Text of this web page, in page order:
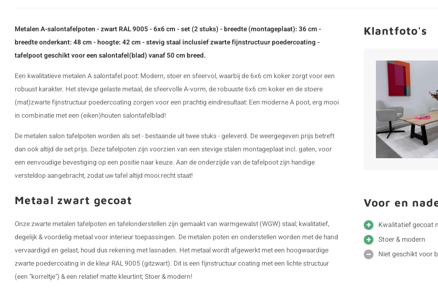
Metalen A-salontafelpoten - zwart RAL 9005 - 6x6 cm - set (2 stuks) - breedte (montageplaat): 36 cm -
breedte onderkant: 48 cm - hoogte: 42 cm - stevig staal inclusief zwarte fijnstructuur poedercoating -
tafelpoot geschikt voor een salontafel(blad) vanaf 50 cm breed.
Een kwalitatieve metalen Asalontafel poot: Modern, stoer en sfeervol, waarbij de 6x6 cm koker zorgt voor een
robuust karakter. Het stevige gelaste metaal, de sfeervolle A-vorm, de robuuste 6x6 cm koker en de stoere
(mat)zwarte fijnstructuur poedercoating zorgen voor een prachtig eindresultaat: Een moderne A poot, erg mooi
in combinatie met een (eiken)houten salontafelblad!
De metalen salon tafelpoten worden als set - bestaande uit twee stuks - geleverd. De weergegeven prijs betreft
dan ook altijd de set prijs. Deze tafelpoten zijn voorzien van een stevige stalen montageplaat incl. gaten, voor
een eenvoudige bevestiging op een positie naar keuze. Aan de onderzijde van de tafelpoot zijn handige
versteldop aangebracht, zodat uw tafel altijd mooi recht staat!
Metaal zwart gecoat
Onze zwarte metalen tafelpoten en tafelonderstellen zijn gemaakt van warmgewalst (WGW) staal; kwalitatief,
degelijk & voordelig metaal voor interieur toepassingen. De metalen poten en onderstellen worden met de hand
vervaardigd en gelast, houd dus rekening met lasnaden. Het metaal wordt afgewerkt met een hoogwaardige
zwarte poedercoating in de kleur RAL 9005 (gitzwart). Dit is een fijnstructuur coating met een lichte structuur
(een "korreltje") & een relatief matte kleurtint; Stoer & modern!
Klantfoto's
Voor en
Kwalitatief gecoat
Stoer & modern
Niet geschikt voor